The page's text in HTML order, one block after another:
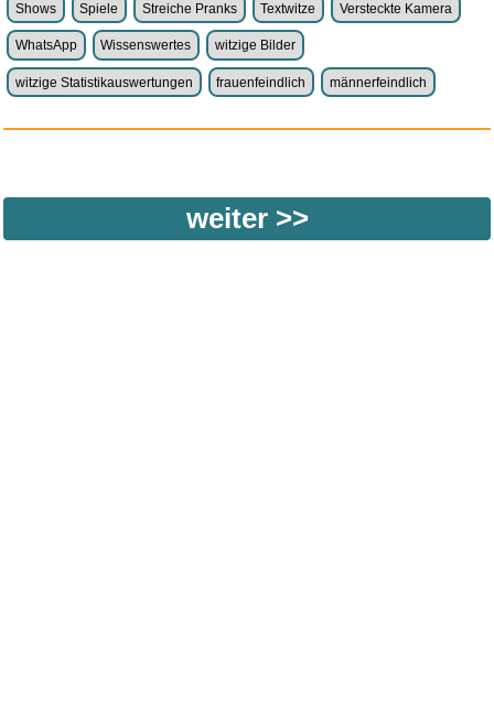
Shows Spiele Streiche Pranks Textwitze Versteckte Kamera
WhatsApp Wissenswertes witzige Bilder
witzige Statistikauswertungen frauenfeindlich männerfeindlich
weiter >>